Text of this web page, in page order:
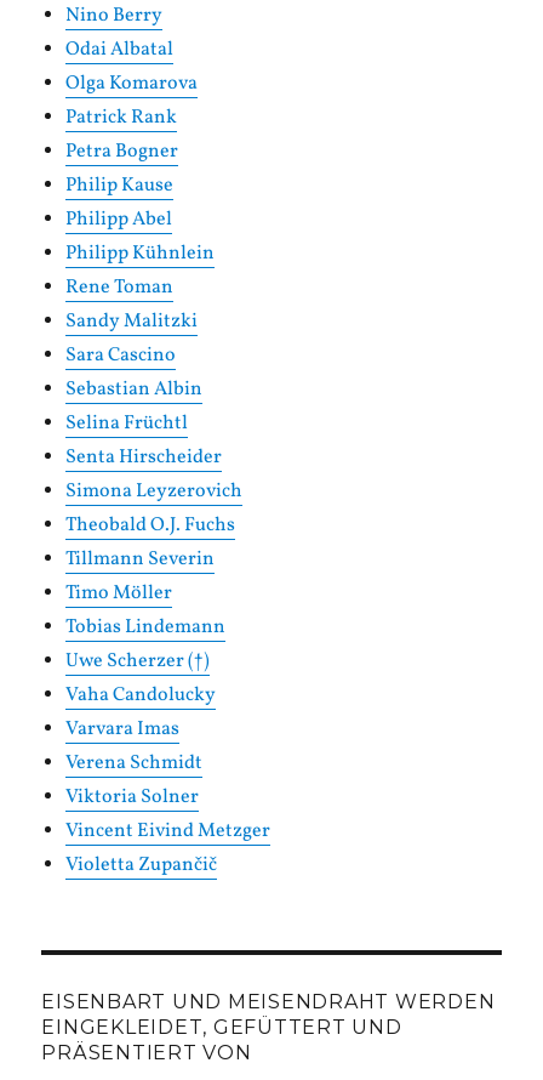
Nino Berry
Odai Albatal
Olga Komarova
Patrick Rank
Petra Bogner
Philip Kause
Philipp Abel
Philipp Kühnlein
Rene Toman
Sandy Malitzki
Sara Cascino
Sebastian Albin
Selina Früchtl
Senta Hirscheider
Simona Leyzerovich
Theobald O.J. Fuchs
Tillmann Severin
Timo Möller
Tobias Lindemann
Uwe Scherzer (†)
Vaha Candolucky
Varvara Imas
Verena Schmidt
Viktoria Solner
Vincent Eivind Metzger
Violetta Zupančič
EISENBART UND MEISENDRAHT WERDEN
EINGEKLEIDET, GEFÜTTERT UND
PRÄSENTIERT VON